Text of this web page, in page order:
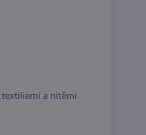
a nitěmi